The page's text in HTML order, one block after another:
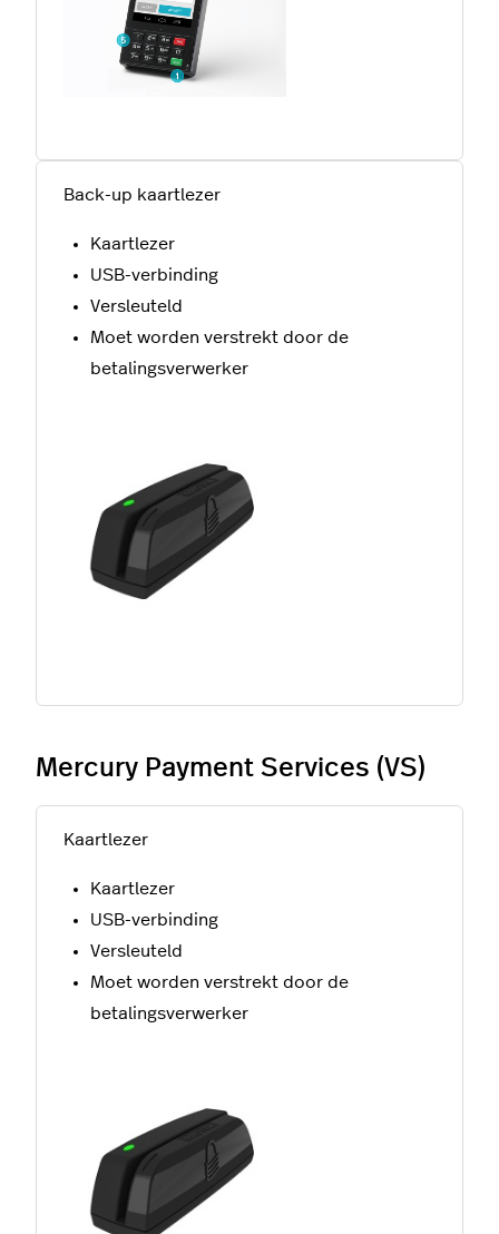
Back-up kaartlezer
Kaartlezer
USB-verbinding
Versleuteld
Moet worden verstrekt door de
betalingsverwerker
Mercury Payment Services (VS)
Kaartlezer
Kaartlezer
USB-verbinding
Versleuteld
Moet worden verstrekt door de
betalingsverwerker